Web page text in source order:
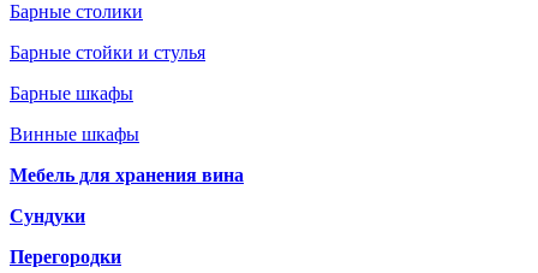
Барные столики
Барные стойки и стулья
Барные шкафы
Винные шкафы
Мебель для хранения вина
Сундуки
Перегородки